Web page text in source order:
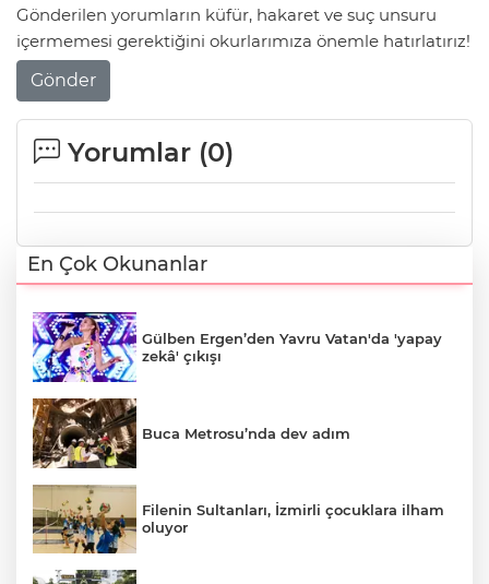
Gönderilen yorumların küfür, hakaret ve suç unsuru
içermemesi gerektiğini okurlarımıza önemle hatırlatırız!
Gönder
Yorumlar (0)
En Çok Okunanlar
Gülben Ergen’den Yavru Vatan'da 'yapay
zekâ' çıkışı
Buca Metrosu’nda dev adım
Filenin Sultanları, İzmirli çocuklara ilham
oluyor